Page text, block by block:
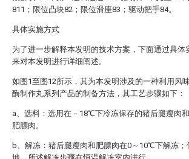
811；限位凸块82；限位滑座83；驱动把手84。
具体实施方式
为了进一步解释本发明的技术方案，下面通过具体
来对本发明进行详细阐述。
如图1至图12所示，其为本发明涉及的一种利用风
酶制作丸系列产品的制备方法，其工艺步骤如下：
a、选料：选用在－18℃下冷冻保存的猪后腿瘦肉
肥膘肉。
b、解冻：猪后腿瘦肉和肥膘肉在0～10℃下解冻；